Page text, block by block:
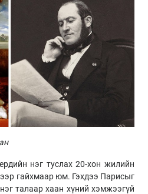
нэг туслах 20-хон жилийн
гайхмаар юм. Гэхдээ Парисыг
талаар хаан хүний хэмжээгүй